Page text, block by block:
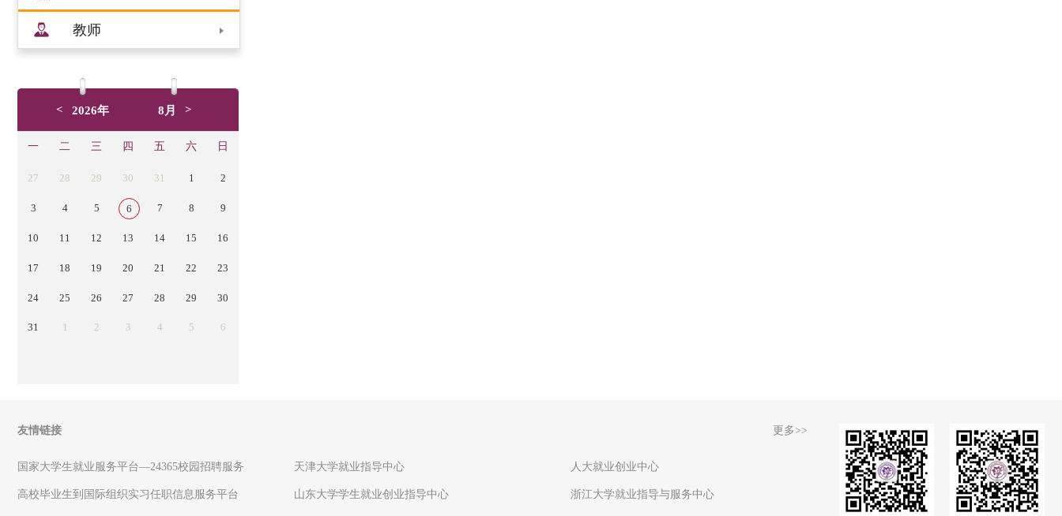
教师
< 2026年 8月 >
一 二 三 四 五 六 日
27 28 29 30 31 1 2
3 4 5 6 7 8 9
10 11 12 13 14 15 16
17 18 19 20 21 22 23
24 25 26 27 28 29 30
31 1 2 3 4 5 6
友情链接
国家大学生就业服务平台—24365校园招聘服务
高校毕业生到国际组织实习任职信息服务平台
天津大学就业指导中心
山东大学学生就业创业指导中心
更多>>
人大就业创业中心
浙江大学就业指导与服务中心